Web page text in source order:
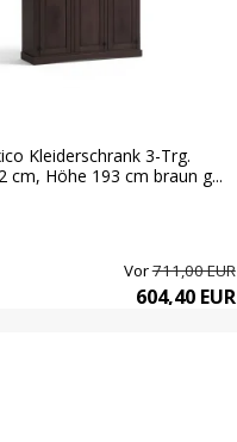
Kleiderschrank 3-Trg.
cm, Höhe 193 cm braun g...
Vor711,00 EUR
604,40 EUR